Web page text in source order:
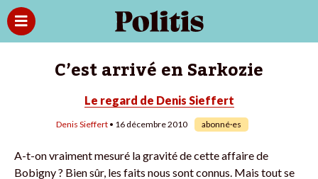
C’est arrivé en Sarkozie
Le regard de Denis Sieffert
Denis Sieffert • 16 décembre 2010 abonné·es
A-t-on vraiment mesuré la gravité de cette affaire de
Bobigny ? Bien sûr, les faits nous sont connus. Mais tout se